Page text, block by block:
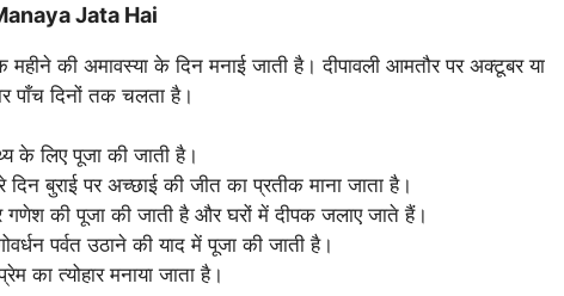
Jata Hai
महीने की अमावस्या के दिन मनाई जाती है। दीपावली आमतौर पर अक्टूबर या
पाँच दिनों तक चलता है।
के लिए पूजा की जाती है।
दिन बुराई पर अच्छाई की जीत का प्रतीक माना जाता है।
गणेश की पूजा की जाती है और घरों में दीपक जलाए जाते हैं।
पर्वत उठाने की याद में पूजा की जाती है।
का त्योहार मनाया जाता है।